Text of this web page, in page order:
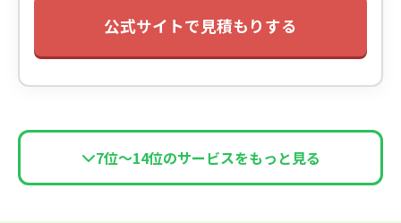
公式サイトで見積もりする
7位〜14位のサービスをもっと見る